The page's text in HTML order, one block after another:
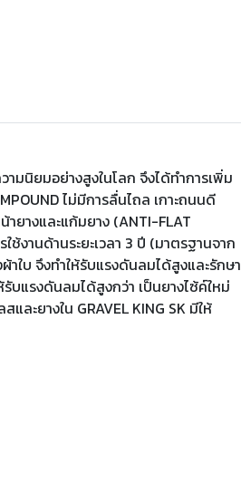
ามนิยมอย่างสูงในโลก จึงได้ทำการเพิ่ม
ไม่มีการลื่นไถล เกาะถนนดี
ยางและแก้มยาง (ANTI-FLAT
งานด้านระยะเวลา 3 ปี (มาตรฐานจาก
าใบ จึงทำให้รับแรงดันลมได้สูงและรักษา
แรงดันลมได้สูงกว่า เป็นยางไซ้ค์ใหม่
ละยางใน GRAVEL KING SK มีให้